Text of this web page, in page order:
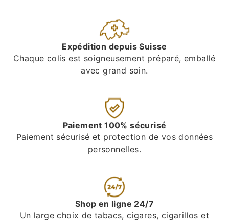
Expédition depuis Suisse
Chaque colis est soigneusement préparé, emballé
avec grand soin.
Paiement 100% sécurisé
Paiement sécurisé et protection de vos données
personnelles.
Shop en ligne 24/7
Un large choix de tabacs, cigares, cigarillos et